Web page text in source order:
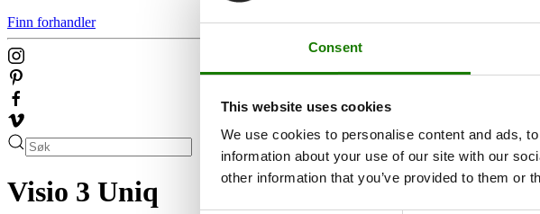
Consent
This website uses cookies
We use cookies to personalise content and ads,
information about your use of our site with our
other information that you’ve provided to them or
Finn forhandler
Visio 3 Uniq